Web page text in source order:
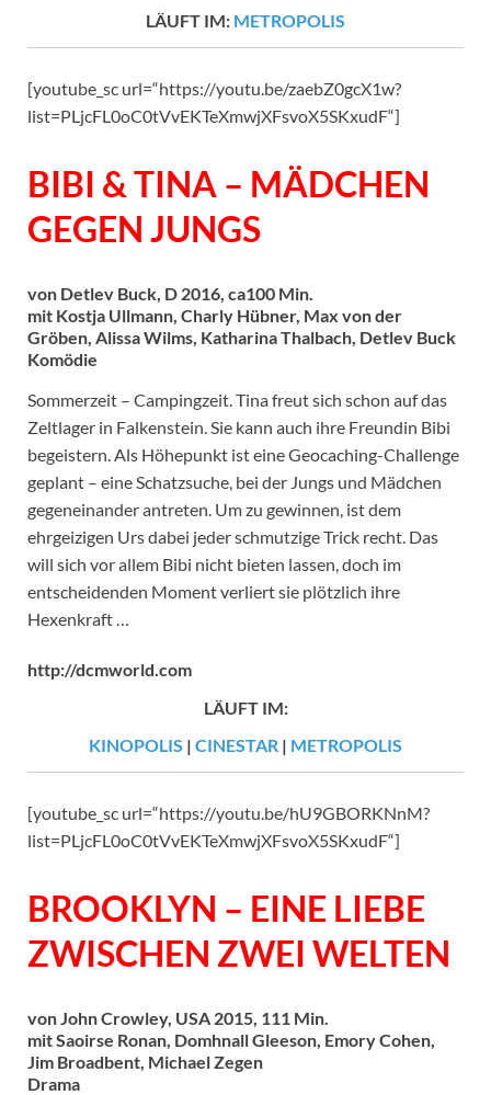
LÄUFT IM: METROPOLIS
[youtube_sc url=“https://youtu.be/zaebZ0gcX1w?
list=PLjcFL0oC0tVvEKTeXmwjXFsvoX5SKxudF“]
BIBI & TINA – MÄDCHEN
GEGEN JUNGS
von Detlev Buck, D 2016, ca100 Min.
mit Kostja Ullmann, Charly Hübner, Max von der
Gröben, Alissa Wilms, Katharina Thalbach, Detlev Buck
Komödie
Sommerzeit – Campingzeit. Tina freut sich schon auf das
Zeltlager in Falkenstein. Sie kann auch ihre Freundin Bibi
begeistern. Als Höhepunkt ist eine Geocaching-Challenge
geplant – eine Schatzsuche, bei der Jungs und Mädchen
gegeneinander antreten. Um zu gewinnen, ist dem
ehrgeizigen Urs dabei jeder schmutzige Trick recht. Das
will sich vor allem Bibi nicht bieten lassen, doch im
entscheidenden Moment verliert sie plötzlich ihre
Hexenkraft …
http://dcmworld.com
LÄUFT IM:
KINOPOLIS | CINESTAR | METROPOLIS
[youtube_sc url=“https://youtu.be/hU9GBORKNnM?
list=PLjcFL0oC0tVvEKTeXmwjXFsvoX5SKxudF“]
BROOKLYN – EINE LIEBE
ZWISCHEN ZWEI WELTEN
von John Crowley, USA 2015, 111 Min.
mit Saoirse Ronan, Domhnall Gleeson, Emory Cohen,
Jim Broadbent, Michael Zegen
Drama